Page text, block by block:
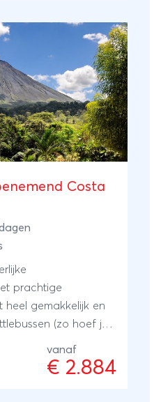
Costa
prachtige
heel gemakkelijk en
(zo hoef je
adembenemend
vanaf
€ 2.884